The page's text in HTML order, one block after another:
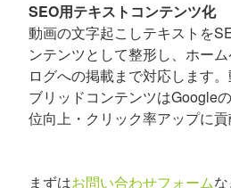
SEO用テキストコンテンツ化
動画の文字起こしテキストを
ンテンツとして整形し、ホー
ログへの掲載まで対応します
ブリッドコンテンツはGoogle
位向上・クリック率アップに貢
まずはお問い合わせフォーム